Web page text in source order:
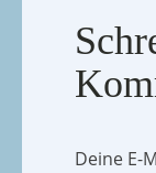
Deine E-